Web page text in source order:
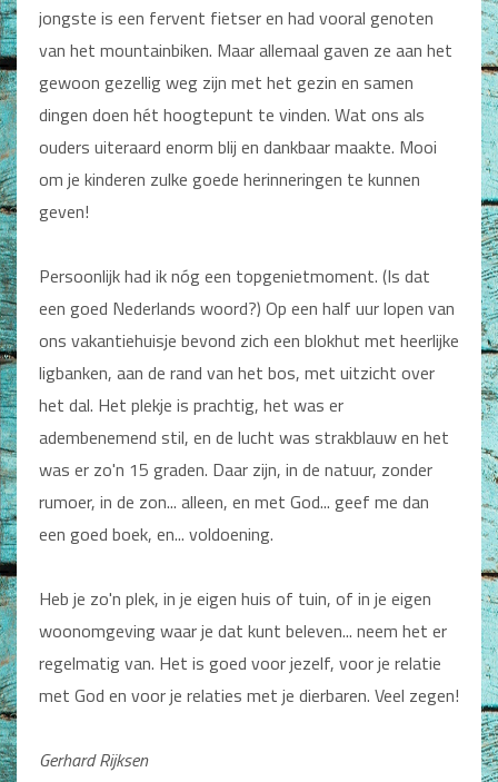
Fictie
Non-Fictie
Alle producten
Films en Luisterboeken
Koopjes
Bestellen en retourneren
Sprekers
Challenge Liefdevol Ouderschap
Bijbelstudie
jongste is een fervent fietser en had vooral genoten
van het mountainbiken. Maar allemaal gaven ze aan het
gewoon gezellig weg zijn met het gezin en samen
dingen doen hét hoogtepunt te vinden. Wat ons als
ouders uiteraard enorm blij en dankbaar maakte. Mooi
om je kinderen zulke goede herinneringen te kunnen
geven!
Persoonlijk had ik nóg een topgenietmoment. (Is dat
een goed Nederlands woord?) Op een half uur lopen van
ons vakantiehuisje bevond zich een blokhut met heerlijke
ligbanken, aan de rand van het bos, met uitzicht over
het dal. Het plekje is prachtig, het was er
adembenemend stil, en de lucht was strakblauw en het
was er zo'n 15 graden. Daar zijn, in de natuur, zonder
rumoer, in de zon... alleen, en met God... geef me dan
een goed boek, en... voldoening.
Heb je zo'n plek, in je eigen huis of tuin, of in je eigen
woonomgeving waar je dat kunt beleven... neem het er
regelmatig van. Het is goed voor jezelf, voor je relatie
met God en voor je relaties met je dierbaren. Veel zegen!
Gerhard Rijksen